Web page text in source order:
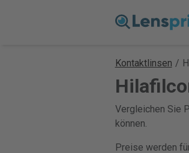
Kontaktlinsen /
Vergleichen Sie
können.
Preise werden